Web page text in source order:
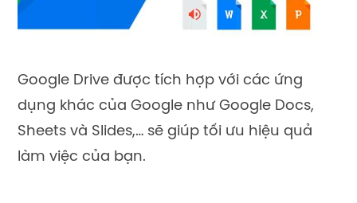
Google Drive được tích hợp với các ứng
dụng khác của Google như Google Docs,
Sheets và Slides,… sẽ giúp tối ưu hiệu quả
làm việc của bạn.